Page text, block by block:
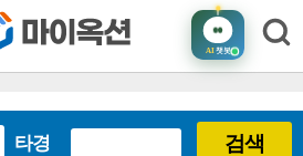
AI챗봇
타경 검색